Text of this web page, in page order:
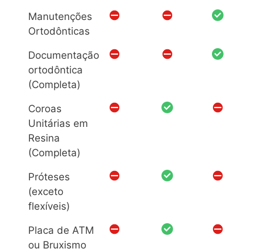
Manutenções
Ortodônticas
Documentação
ortodôntica
(Completa)
Coroas
Unitárias em
Resina
(Completa)
Próteses
(exceto
flexíveis)
Placa de ATM
ou Bruxismo